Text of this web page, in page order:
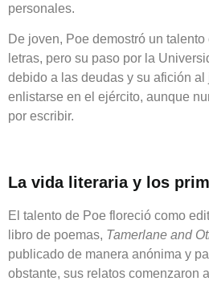
personales.
De joven, Poe demostró un
letras, pero su paso por la
debido a las deudas y su afición
enlistarse en el ejército, aunque
por escribir.
La vida literaria y los
El talento de Poe floreció como
libro de poemas, Tamerlane and
publicado de manera anónima y
obstante, sus relatos comenzaron